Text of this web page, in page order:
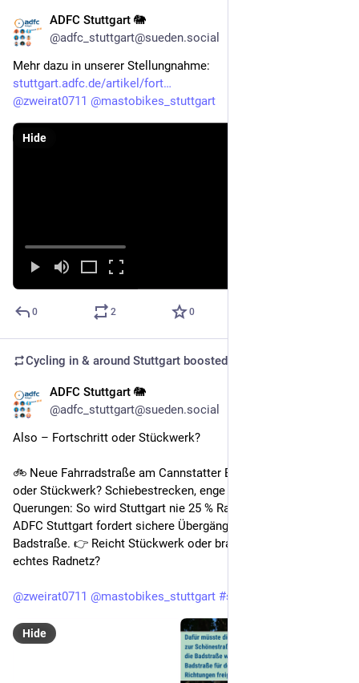
ADFC Stuttgart 🐘
@adfc_stuttgart@sueden.social
Mehr dazu in unserer Stellungnahme:
stuttgart.adfc.de/artikel/fort
@zweirat0711 @mastobikes_stuttgart
Hide
0 2 0
Cycling in & around Stuttgart boosted
ADFC Stuttgart 🐘
@adfc_stuttgart@sueden.social
Also – Fortschritt oder Stückwerk?
🚲 Neue Fahrradstraße am Cannstatter Bahnhof – Fortschritt
oder Stückwerk? Schiebestrecken, enge Brücken, fehlende
Querungen: So wird Stuttgart nie 25 % Radanteil erreichen.
ADFC Stuttgart fordert sichere Übergänge + eine durchgängige
Badstraße. 👉 Reicht Stückwerk oder braucht es endlich ein
echtes Radnetz?
@zweirat0711 @mastobikes_stuttgart #stuttgart
Hide